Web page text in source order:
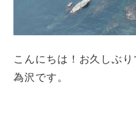
こんにちは！お久しぶ
為沢です。